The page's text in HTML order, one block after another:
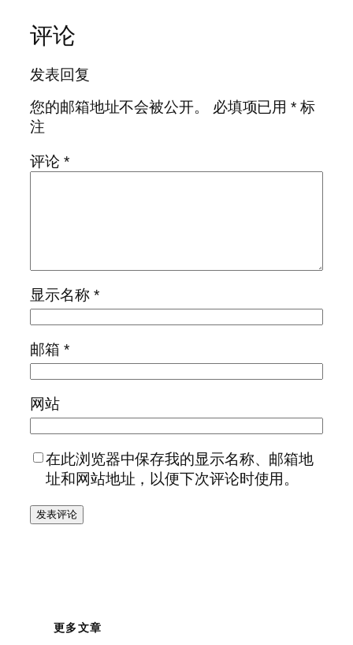
评论
发表回复
您的邮箱地址不会被公开。
必填项已用* 标
注
评论 *
显示名称 *
邮箱 *
网站
在此浏览器中保存我的显示名称、邮箱地
址和网站地址，以便下次评论时使用。
更多文章